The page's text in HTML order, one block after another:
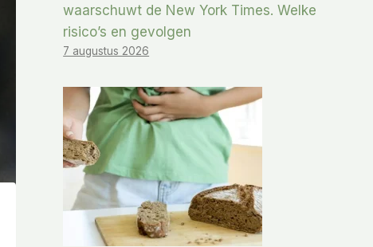
waarschuwt de New York Times. Welke
risico’s en gevolgen
7 augustus 2026